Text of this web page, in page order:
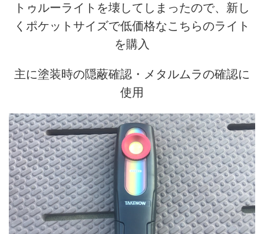
トゥルーライトを壊してしまったので、新し
くポケットサイズで低価格なこちらのライト
を購入
主に塗装時の隠蔽確認・メタルムラの確認に
使用